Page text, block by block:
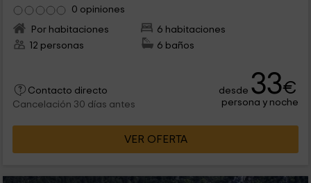
0 opiniones
Por habitaciones
6 habitaciones
12 personas
6 baños
Contacto directo
Cancelación 30 días antes
desde 33€
persona y noche
VER OFERTA